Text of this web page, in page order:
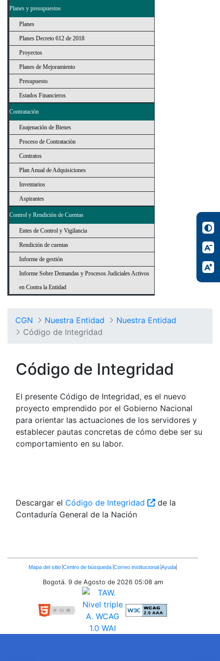
Planes y presupuestos
Planes
Planes Decreto 612 de 2018
Proyectos
Planes de Mejoramiento
Presupuesto
Estados Financieros
Contratación
Enajenación de Bienes
Proceso de Contratación
Contratos
Plan Anual de Adquisiciones
Inventarios
Aspirantes
Control y Rendición de Cuentas
Entes de Control y Vigilancia
Rendición de cuentas
Informe de gestión
Informe Sobre Demandas y Procesos Judiciales Activos
en Contra la Entidad
CGN Nuestra Entidad
Nuestra Entidad
Código de Integridad
Código de Integridad
El presente Código de Integridad, es el nuevo
proyecto emprendido por el Gobierno Nacional
para orientar las actuaciones de los servidores y
establecer pautas concretas de cómo debe ser su
comportamiento en su labor.
Descargar el Código de Integridad
de la
Contaduría General de la Nación
Enlaces
Inferiores
Mapa del sitio Centro de búsqueda Correo institucional Ayuda
Bogotá. 9 de Agosto de 2026 05:08 am